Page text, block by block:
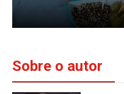
Sobre o autor